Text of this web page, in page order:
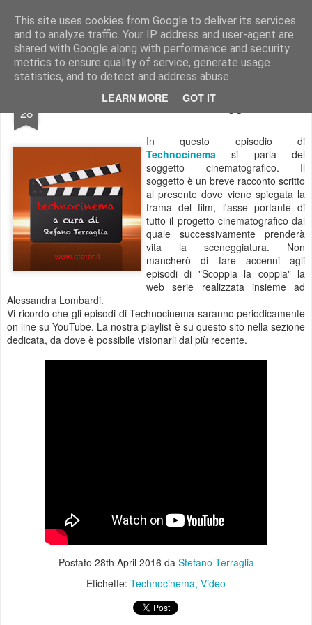
This site uses cookies from Google to deliver its services
and to analyze traffic. Your IP address and user-agent are
shared with Google along with performance and security
metrics to ensure quality of service, generate usage
statistics, and to detect and address abuse.
LEARN MORE GOT IT
Stefano Terraglia Creazioni
Pages
28 Technocinema 04 - Il soggetto
In questo episodio di
Technocinemasi parla del
soggetto cinematografico. Il
soggetto è un breve racconto scritto
al presente dove viene spiegata la
trama del film, l'asse portante di
tutto il progetto cinematografico dal
quale successivamente prenderà
vita la sceneggiatura. Non
mancherò di fare accenni agli
episodi di "Scoppia la coppia" la
web serie realizzata insieme ad
Alessandra Lombardi.
Vi ricordo che gli episodi di Technocinema saranno periodicamente
on line su YouTube. La nostra playlist è su questo sito nella sezione
dedicata, da dove è possibile visionarli dal più recente.
Postato 28th April 2016 da Stefano Terraglia
Etichette: Technocinema Video